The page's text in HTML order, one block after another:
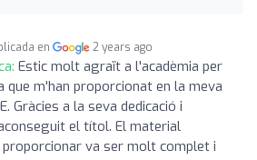
en 2 years ago
Estic molt agraït a l'acadèmia per
m'han proporcionat en la meva
Gràcies a la seva dedicació i
el títol. El material
proporcionar va ser molt complet i